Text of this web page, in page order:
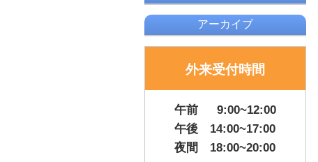
アーカイブ
外来受付時間
午前 9:00~12:00
午後 14:00~17:00
夜間 18:00~20:00